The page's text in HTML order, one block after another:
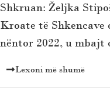
Shkruan: Željka
Kroate të Shkencave
nëntor 2022, u mbajt
Lexoni më shumë